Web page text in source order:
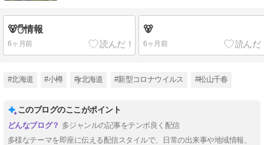
🐻✋情報
6ヶ月前
🐻
6ヶ月前
#北海道 #小樽 #jr北海道 #新型コロナウイルス #松山千春
このブログのここがポイント
多ジャンルの記事をテンポ良く配信
多様なテーマを即座に伝える配信スタイルで、日常の出来事や地域情報、